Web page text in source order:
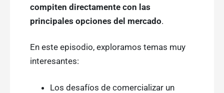
compiten directamente con las
principales opciones del mercado.
En este episodio, exploramos temas muy
interesantes:
Los desafíos de comercializar un